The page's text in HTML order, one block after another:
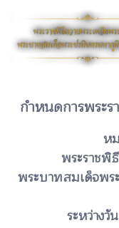
กำหนดการพระ
ห
พระราชพิ
พระบาทสมเด็จพ
ระหว่าง